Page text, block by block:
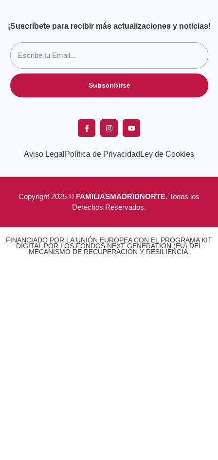
¡Suscríbete para recibir más actualizaciones y noticias!
Subscribirse
Aviso Legal Política de Privacidad Ley de Cookies
Copyright 2025 © FAMILIASMADRIDNORTE. Todos los
Derechos Reservados.
FINANCIADO POR LA UNIÓN EUROPEA CON EL PROGRAMA KIT
DIGITAL POR LOS FONDOS NEXT GENERATION (EU) DEL
MECANISMO DE RECUPERACIÓN Y RESILIENCIA.